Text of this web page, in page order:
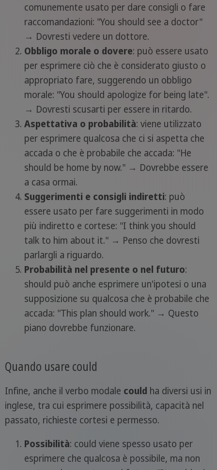
comunemente usato per dare consigli o fare
raccomandazioni: "You should see a doctor"
→ Dovresti vedere un dottore.
Obbligo morale o dovere: può essere usato
per esprimere ciò che è considerato giusto o
appropriato fare, suggerendo un obbligo
morale: "You should apologize for being late".
→ Dovresti scusarti per essere in ritardo.
Aspettativa o probabilità: viene utilizzato
per esprimere qualcosa che ci si aspetta che
accada o che è probabile che accada: "He
should be home by now." → Dovrebbe essere
a casa ormai.
Suggerimenti e consigli indiretti: può
essere usato per fare suggerimenti in modo
più indiretto e cortese: "I think you should
talk to him about it." → Penso che dovresti
parlargli a riguardo.
Probabilità nel presente o nel futuro:
should può anche esprimere un'ipotesi o una
supposizione su qualcosa che è probabile che
accada: "This plan should work." → Questo
piano dovrebbe funzionare.
Quando usare could
Infine, anche il verbo modale could ha diversi usi in
inglese, tra cui esprimere possibilità, capacità nel
passato, richieste cortesi e permesso.
Possibilità: could viene spesso usato per
esprimere che qualcosa è possibile, ma non